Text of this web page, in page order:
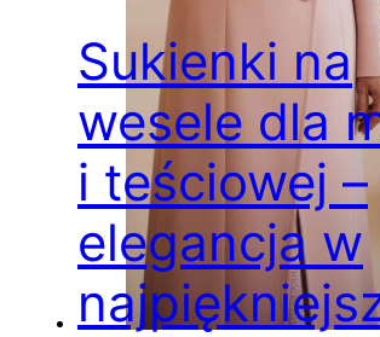
Sukienki na
wesele dla
i teściowej –
elegancja w